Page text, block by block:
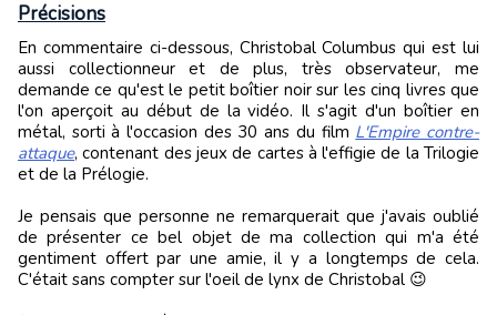
Précisions
En commentaire ci-dessous, Christobal Columbus qui est lui
aussi collectionneur et de plus, très observateur, me
demande ce qu'est le petit boîtier noir sur les cinq livres que
l'on aperçoit au début de la vidéo. Il s'agit d'un boîtier en
métal, sorti à l'occasion des 30 ans du film L'Empire contre-
attaque, contenant des jeux de cartes à l'effigie de la Trilogie
et de la Prélogie.
Je pensais que personne ne remarquerait que j'avais oublié
de présenter ce bel objet de ma collection qui m'a été
gentiment offert par une amie, il y a longtemps de cela.
C'était sans compter sur l'oeil de lynx de Christobal 😉